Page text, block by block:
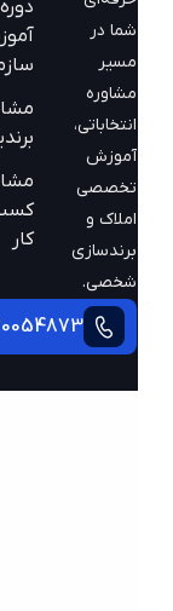
شما در
مسیر
مشاوره
انتخاباتی،
آموزش
تخصصی
املاک و
برندسازی
شخصی.
09120054873
دوره‌های
آموزشی
سازمانی
مشاوره
برندینگ
مشاوره
کسب و